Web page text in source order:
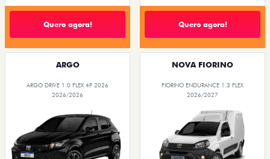
Quero agora! Quero agora!
ARGO
ARGO DRIVE 1.0 FLEX 4P 2026
2026/2026
NOVA FIORINO
FIORINO ENDURANCE 1.3 FLEX
2026/2027